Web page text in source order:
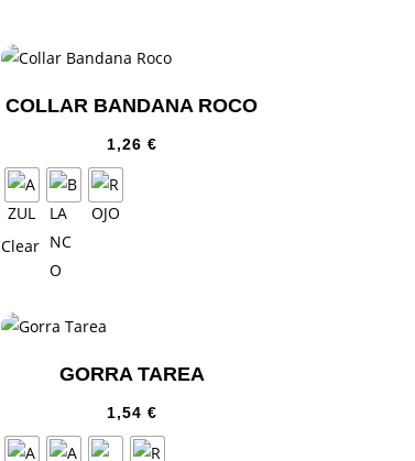
COLLAR BANDANA ROCO
1,26 €
Clear
GORRA TAREA
1,54 €